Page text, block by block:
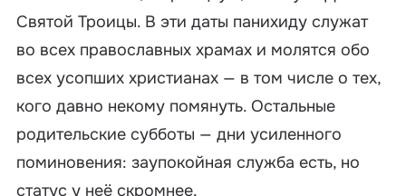
Святой Троицы. В эти даты панихиду служат
во всех православных храмах и молятся обо
всех усопших христианах — в том числе о тех,
кого давно некому помянуть. Остальные
родительские субботы — дни усиленного
поминовения: заупокойная служба есть, но
статус у неё скромнее.